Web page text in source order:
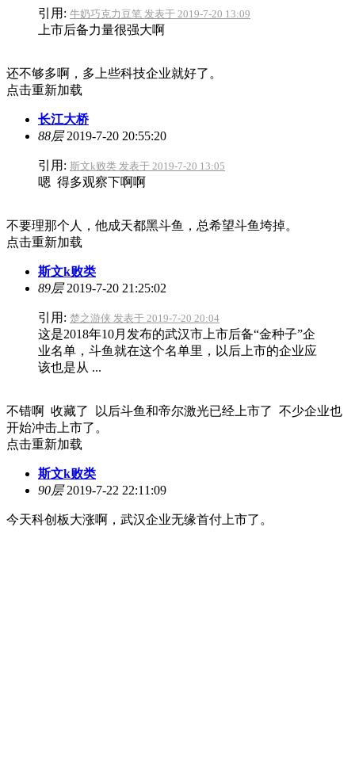
引用: 牛奶巧克力豆笔 发表于 2019-7-20 13:09
上市后备力量很强大啊
还不够多啊，多上些科技企业就好了。
点击重新加载
长江大桥
88层2019-7-20 20:55:20
引用: 斯文k败类 发表于 2019-7-20 13:05
嗯 得多观察下啊啊
不要理那个人，他成天都黑斗鱼，总希望斗鱼垮掉。
点击重新加载
斯文k败类
89层2019-7-20 21:25:02
引用: 楚之游侠 发表于 2019-7-20 20:04
这是2018年10月发布的武汉市上市后备“金种子”企
业名单，斗鱼就在这个名单里，以后上市的企业应
该也是从 ...
不错啊 收藏了 以后斗鱼和帝尔激光已经上市了 不少企业也
开始冲击上市了。
点击重新加载
斯文k败类
90层2019-7-22 22:11:09
今天科创板大涨啊，武汉企业无缘首付上市了。